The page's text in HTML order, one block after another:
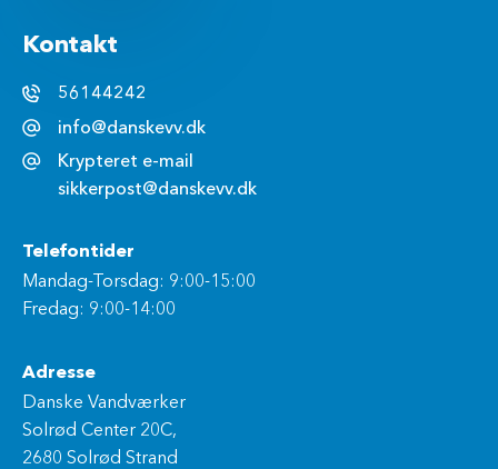
Kontakt
56144242
info@danskevv.dk
Krypteret e-mail
sikkerpost@danskevv.dk
Telefontider
Mandag-Torsdag: 9:00-15:00
Fredag: 9:00-14:00
Adresse
Danske Vandværker
Solrød Center 20C,
2680 Solrød Strand